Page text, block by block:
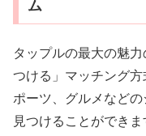
ム
タップルの最大の魅
つける」マッチング
ポーツ、グルメなど
見つけることができ